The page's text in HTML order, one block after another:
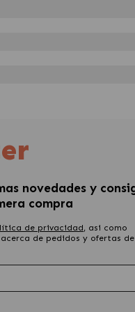
novedades y
compra
de privacidad, asi como
de pedidos y ofertas de